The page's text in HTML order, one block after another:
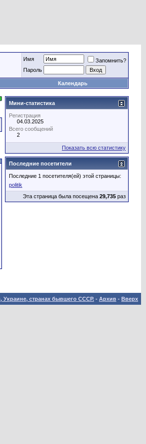
Имя
Запомнить?
Пароль
Календарь
Мини-статистика
Регистрация
04.03.2025
Всего сообщений
2
Показать всю статистику
Последние посетители
Последние 1 посетителя(ей) этой страницы:
politik
Эта страница была посещена 29,735 раз
Украине, странах бывшего СССР. - Архив - Вверх